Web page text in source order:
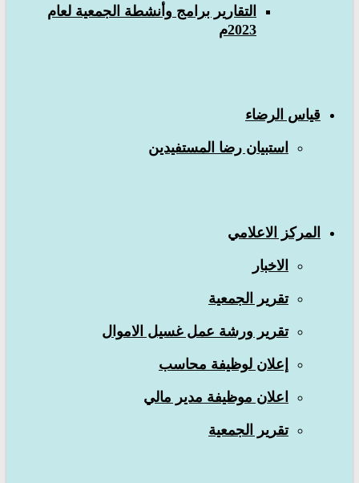
التقارير برامج وأنشطة الجمعية لعام
2023م
قياس الرضاء
استبيان رضا المستفيدين
المركز الاعلامي
الاخبار
تقرير الجمعية
تقرير ورشة عمل غسيل الاموال
إعلان لوظيفة محاسب
تقرير الجمعية